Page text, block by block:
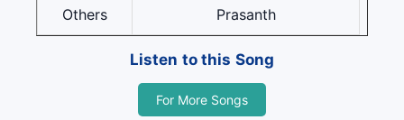
Others Prasanth
Listen to this Song
For More Songs